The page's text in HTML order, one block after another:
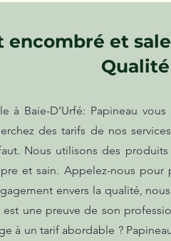
et
Qualité
à Baie-D’Urfé: Papineau
des tarifs de nos
Nous utilisons des
et sain. Appelez-nous
envers la qualité,
une preuve de son
à un tarif abordable ?